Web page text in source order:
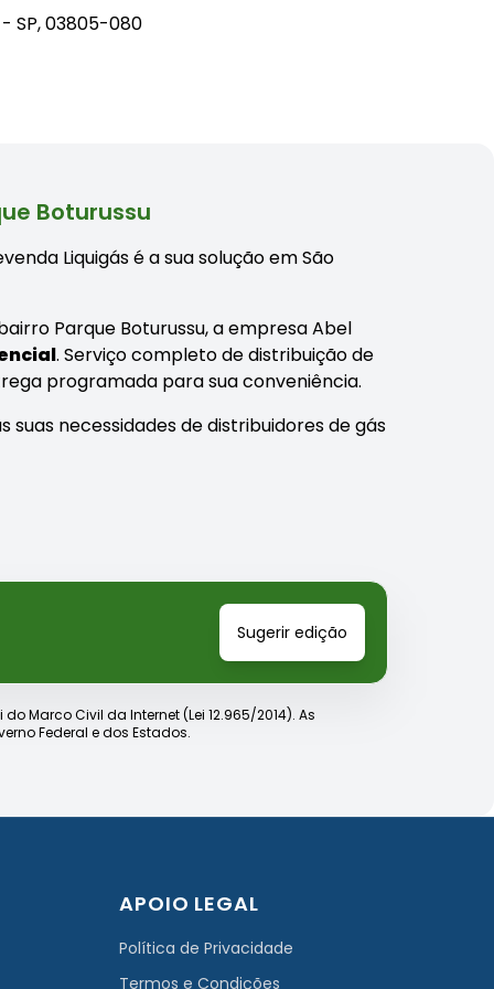
- SP, 03805-080
Boturussu
Liquigás é a sua solução em São
Parque Boturussu, a empresa Abel
. Serviço completo de distribuição de
programada para sua conveniência.
suas necessidades de distribuidores de gás
Sugerir edição
Marco Civil da Internet (Lei 12.965/2014). As
Federal e dos Estados.
APOIO LEGAL
Política de Privacidade
Termos e Condições